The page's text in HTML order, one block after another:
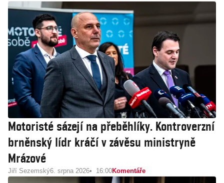
Motoristé sázejí na přeběhlíky. Kontroverzní
brněnský lídr kráčí v závěsu ministryně
Mrázové
Jiří Sezemský6. srpna 2026 16:00Komentáře